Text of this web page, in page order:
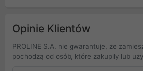
Opinie Klientów
PROLINE S.A. nie gwarantuje, że
pochodzą od osób, które zakupiły lub